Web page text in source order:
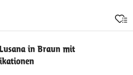
in Braun mit